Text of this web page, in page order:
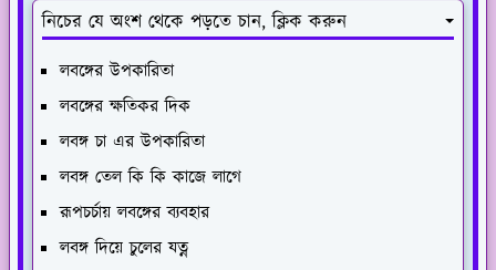
নিচের যে অংশ থেকে পড়তে চান, ক্লিক করুন
লবঙ্গের উপকারিতা
লবঙ্গের ক্ষতিকর দিক
লবঙ্গ চা এর উপকারিতা
লবঙ্গ তেল কি কি কাজে লাগে
রূপচর্চায় লবঙ্গের ব্যবহার
লবঙ্গ দিয়ে চুলের যত্ন